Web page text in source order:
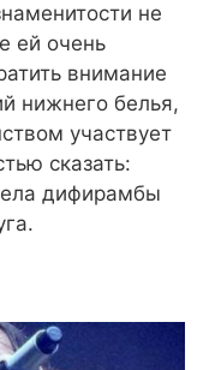
не
ей очень
внимание
нижнего белья,
участвует
сказать:
дифирамбы